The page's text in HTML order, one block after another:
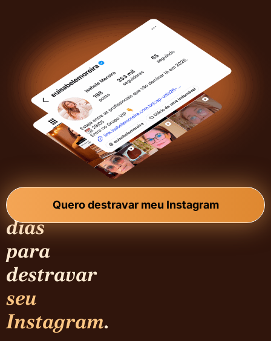
7
dias
para
destravar
seu
Instagram.
Quero destravar meu Instagram